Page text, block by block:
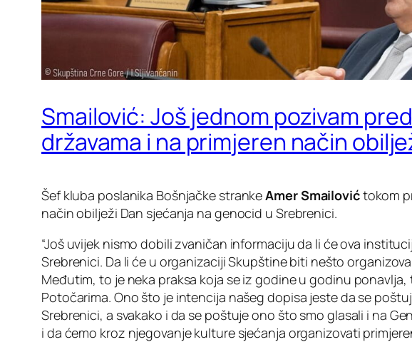
Smailović: Još jednom pozivam
državama i na primjeren način
Šef kluba poslanika Bošnjačke strankeAmer Smailovićtokom
način obilježi Dan sjećanja na genocid u Srebrenici.
“Još uvijek nismo dobili zvaničan informaciju da li će ova
Srebrenici. Da li će u organizaciji Skupštine biti nešto
Međutim, to je neka praksa koja se iz godine u godinu
Potočarima. Ono što je intencija našeg dopisa jeste da se
Srebrenici, a svakako i da se poštuje ono što smo glasali i na
i da ćemo kroz njegovanje kulture sjećanja organizovati